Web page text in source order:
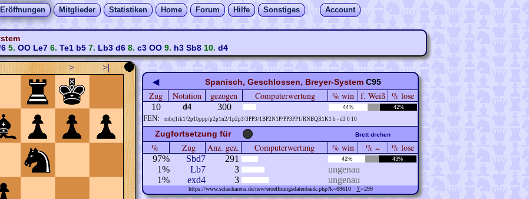
Eröffnungen Mitglieder Statistiken Home Forum Hilfe Sonstiges Account
5. OO Le76. Te1 b57. Lb3 d68. c3 OO9. h3 Sb810. d4
> >|
◀ Spanisch, Geschlossen, Breyer-System C95
Zug Notation gezogen Computerwertung % win f. Weiß % lose
10 d4 300 44% 42%
FEN: rnbq1rk1/2p1bppp/p2p1n2/1p2p3/3PP3/1BP2N1P/PP3PP1/RNBQR1K1 b - d3 0 10
Zugfortsetzung für Brett drehen
% Zug Anz. gez. Computerwertung % win % = % lose
97% Sbd7 291 42% 43%
1% Lb7 3
ungenau
1%
exd4 3 ungenau
https://www.schacharena.de/new/eroeffnungsdatenbank.php?k=69610 ∑=299